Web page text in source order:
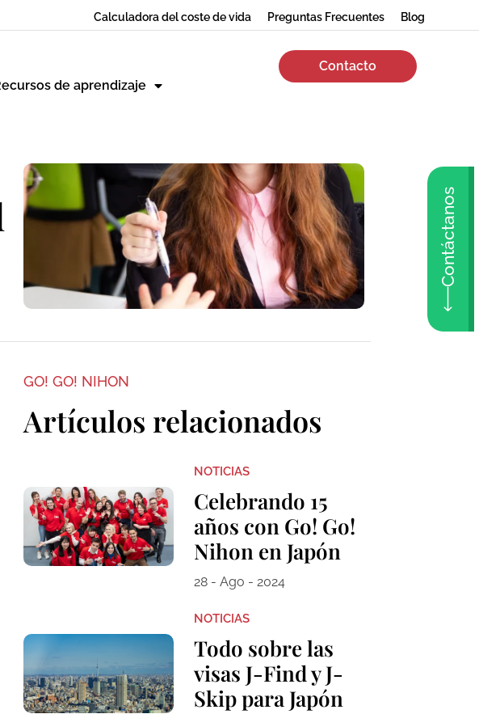
Calculadora del coste de vida Preguntas Frecuentes Blog
de aprendizaje
Contacto
Contáctanos
GO! GO! NIHON
Artículos relacionados
NOTICIAS
Celebrando 15
años con Go! Go!
Nihon en Japón
28 - Ago - 2024
NOTICIAS
Todo sobre las
visas J-Find y J-
Skip para Japón